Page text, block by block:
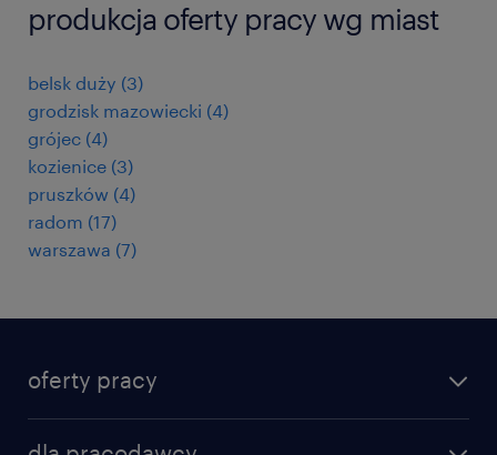
produkcja oferty pracy wg miast
belsk duży (3)
grodzisk mazowiecki (4)
grójec (4)
kozienice (3)
pruszków (4)
radom (17)
warszawa (7)
oferty pracy